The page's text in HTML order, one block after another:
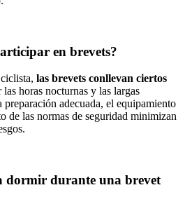
en brevets?
las brevets conllevan ciertos
las horas nocturnas y las largas
adecuada, el equipamiento
de las normas de seguridad minimizan
dormir durante una brevet